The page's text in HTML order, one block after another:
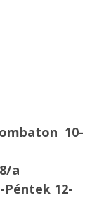
10-
a
Péntek 12-